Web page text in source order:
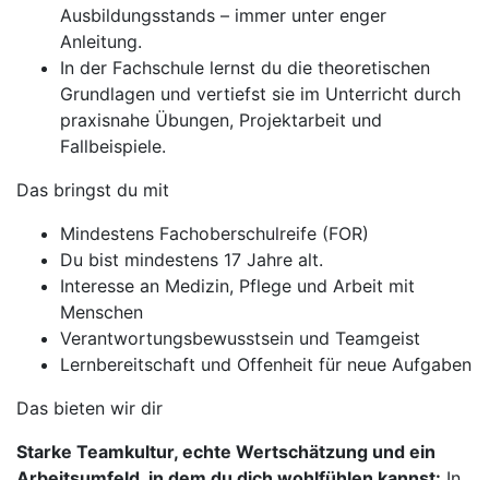
Ausbildungsstands – immer unter enger
Anleitung.
In der Fachschule lernst du die theoretischen
Grundlagen und vertiefst sie im Unterricht durch
praxisnahe Übungen, Projektarbeit und
Fallbeispiele.
Das bringst du mit
Mindestens Fachoberschulreife (FOR)
Du bist mindestens 17 Jahre alt.
Interesse an Medizin, Pflege und Arbeit mit
Menschen
Verantwortungsbewusstsein und Teamgeist
Lernbereitschaft und Offenheit für neue Aufgaben
Das bieten wir dir
Starke Teamkultur, echte Wertschätzung und ein